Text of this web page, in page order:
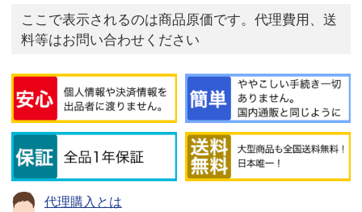
ここで表示されるのは商品原価です。代理費用、送
料等はお問い合わせください
代理購入とは